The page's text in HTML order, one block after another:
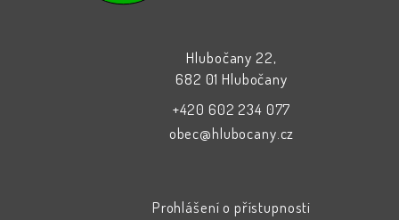
Hlubočany 22,
682 01 Hlubočany
+420 602 234 077
obec@hlubocany.cz
Prohlášení o přístupnosti